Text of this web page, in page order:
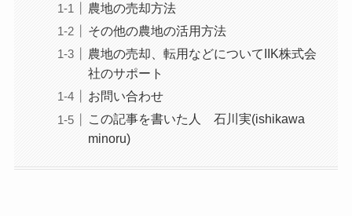
農地の売却方法
その他の農地の活用方法
農地の売却、転用などについてIIK株式会
社のサポート
お問い合わせ
この記事を書いた人 石川実(ishikawa
minoru)